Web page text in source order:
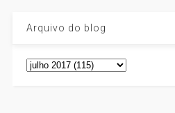
Arquivo do blog